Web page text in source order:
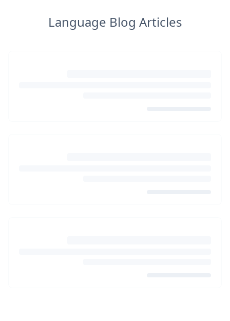
Language Blog Articles